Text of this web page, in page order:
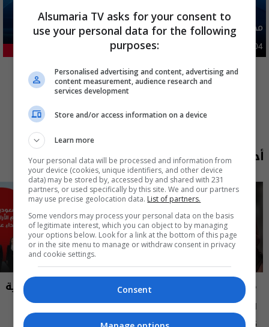
محافظة عراقية تعطل الدوام الرسمي غدا
22.29% 06:09 | 2026-08-04
المزيد
أحدث الحلقات
مايك السومرية
الاعلامية والممثلة نغم المسعودي -
MIC Alsumaria م٢ - الحلقة ١٠ | season
15:30 | 2026-08-05
نشرة أخبار السومرية
نشرة ٥ آب ٢٠٢٦ | 2026
12:45 | 2026-08-05
Alsumaria TV asks for your consent to
use your personal data for the following
purposes:
Personalised advertising and content, advertising and
content measurement, audience research and
services development
Store and/or access information on a device
Learn more
Your personal data will be processed and information from
your device (cookies, unique identifiers, and other device
data) may be stored by, accessed by and shared with 231
partners, or used specifically by this site. We and our partners
may use precise geolocation data. List of partners.
Some vendors may process your personal data on the basis
of legitimate interest, which you can object to by managing
your options below. Look for a link at the bottom of this page
or in the site menu to manage or withdraw consent in privacy
and cookie settings.
Consent